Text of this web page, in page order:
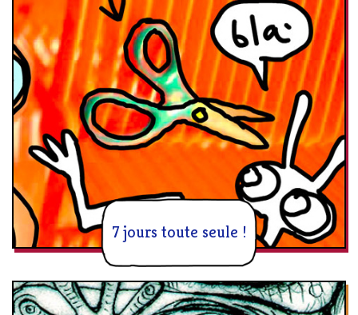
7 jours toute seule !